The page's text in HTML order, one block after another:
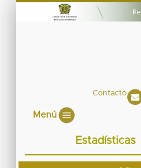
Contacto
Menú
Estadísticas